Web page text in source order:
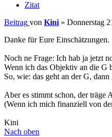
Zitat
Beitrag von Kini » Donnerstag
Danke für Eure Einschätzungen.
Noch ne Frage: Ich hab ja jetzt
Wenn ich das Objektiv an die G
So, wie: das geht an der G,
Aber es stimmt schon, der träge
(Wenn ich mich finanziell von
Kini
Nach oben